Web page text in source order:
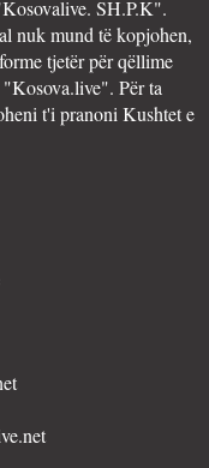
SH.P.K".
nuk mund të kopjohen,
tjetër për qëllime
Për ta
t'i pranoni Kushtet e